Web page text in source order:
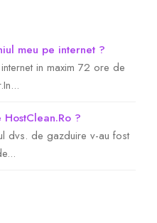
meu pe internet ?
in maxim 72 ore de
?
dvs. de gazduire v-au fost